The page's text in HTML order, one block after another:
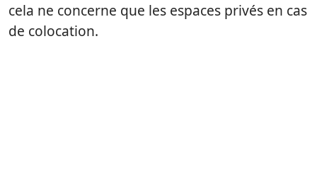
cela ne concerne que les espaces privés en cas
de colocation.